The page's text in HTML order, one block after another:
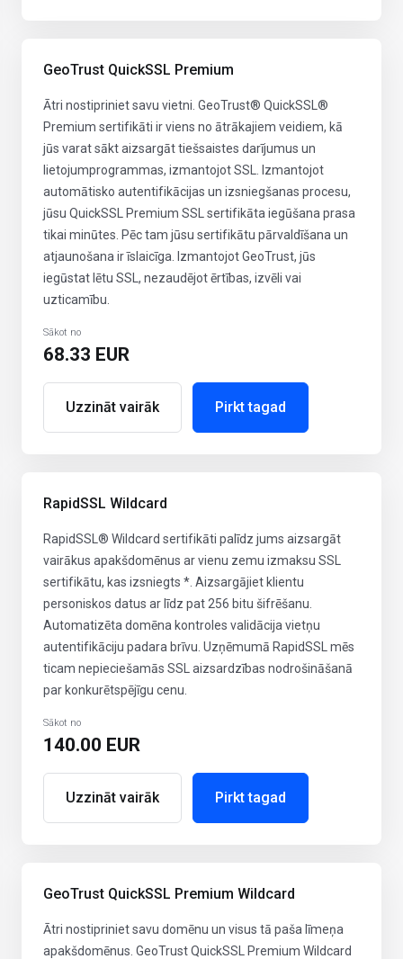
GeoTrust QuickSSL Premium
Ātri nostipriniet savu vietni. GeoTrust® QuickSSL®
Premium sertifikāti ir viens no ātrākajiem veidiem, kā
jūs varat sākt aizsargāt tiešsaistes darījumus un
lietojumprogrammas, izmantojot SSL. Izmantojot
automātisko autentifikācijas un izsniegšanas procesu,
jūsu QuickSSL Premium SSL sertifikāta iegūšana prasa
tikai minūtes. Pēc tam jūsu sertifikātu pārvaldīšana un
atjaunošana ir īslaicīga. Izmantojot GeoTrust, jūs
iegūstat lētu SSL, nezaudējot ērtības, izvēli vai
uzticamību.
Sākot no
68.33 EUR
Uzzināt vairāk Pirkt tagad
RapidSSL Wildcard
RapidSSL® Wildcard sertifikāti palīdz jums aizsargāt
vairākus apakšdomēnus ar vienu zemu izmaksu SSL
sertifikātu, kas izsniegts *. Aizsargājiet klientu
personiskos datus ar līdz pat 256 bitu šifrēšanu.
Automatizēta domēna kontroles validācija vietņu
autentifikāciju padara brīvu. Uzņēmumā RapidSSL mēs
ticam nepieciešamās SSL aizsardzības nodrošināšanā
par konkurētspējīgu cenu.
Sākot no
140.00 EUR
Uzzināt vairāk Pirkt tagad
GeoTrust QuickSSL Premium Wildcard
Ātri nostipriniet savu domēnu un visus tā paša līmeņa
apakšdomēnus. GeoTrust QuickSSL Premium Wildcard